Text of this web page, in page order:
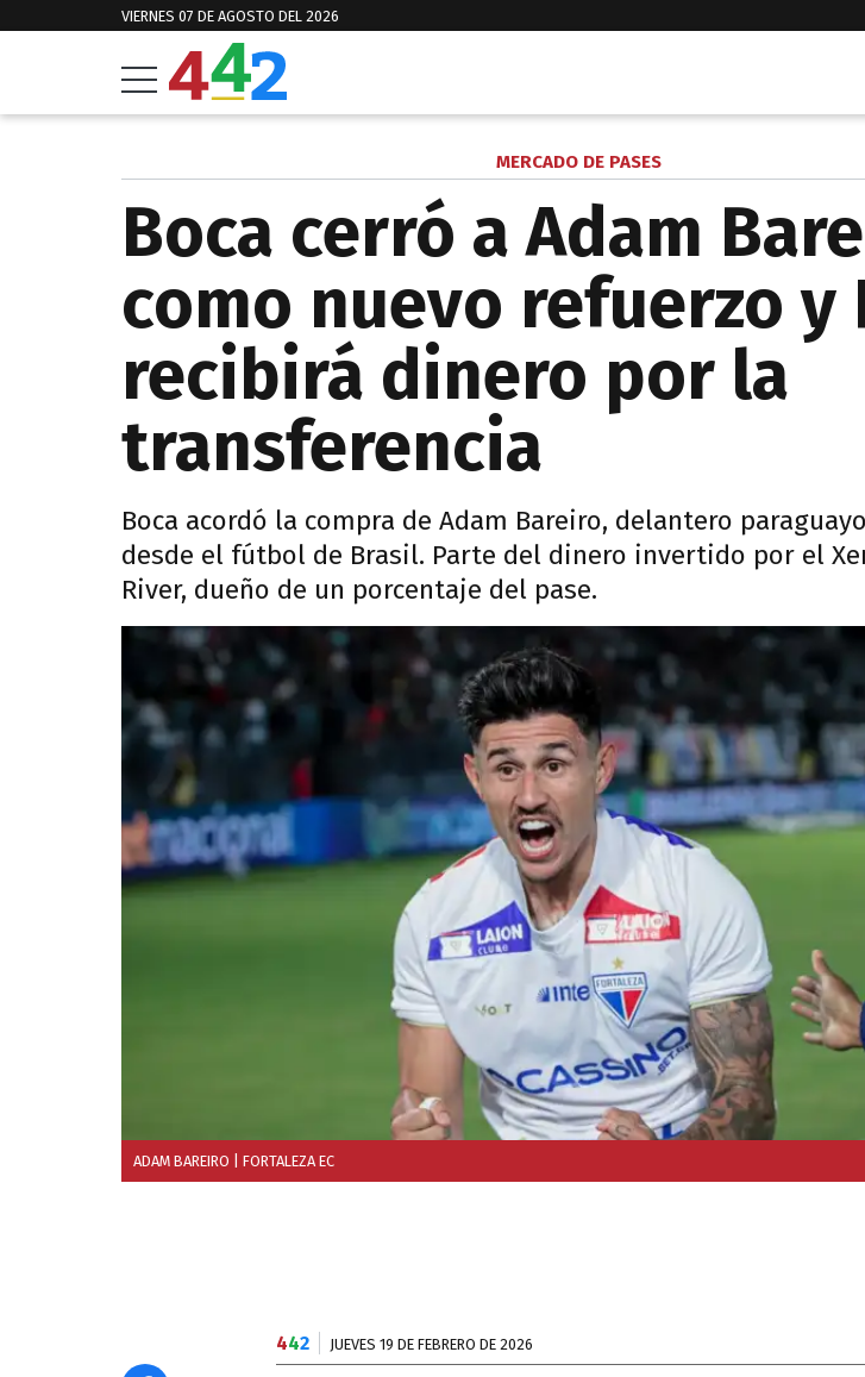
VIERNES 07 DE AGOSTO DEL 2026
MERCADO DE PASES
Boca cerró a Adam
como nuevo refuerzo y
recibirá dinero por la
transferencia
​Boca acordó la compra de Adam Bareiro, delantero
desde el fútbol de Brasil. Parte del dinero invertido por el
River, dueño de un porcentaje del pase.
ADAM BAREIRO | FORTALEZA EC
442 JUEVES 19 DE FEBRERO DE 2026